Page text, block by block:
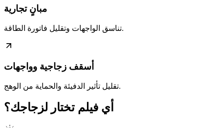
مبانٍ تجارية
تناسق الواجهات وتقليل فاتورة الطاقة.
أسقف زجاجية وواجهات
تقليل تأثير الدفيئة والحماية من الوهج.
أي فيلم تختار لزجاجك؟